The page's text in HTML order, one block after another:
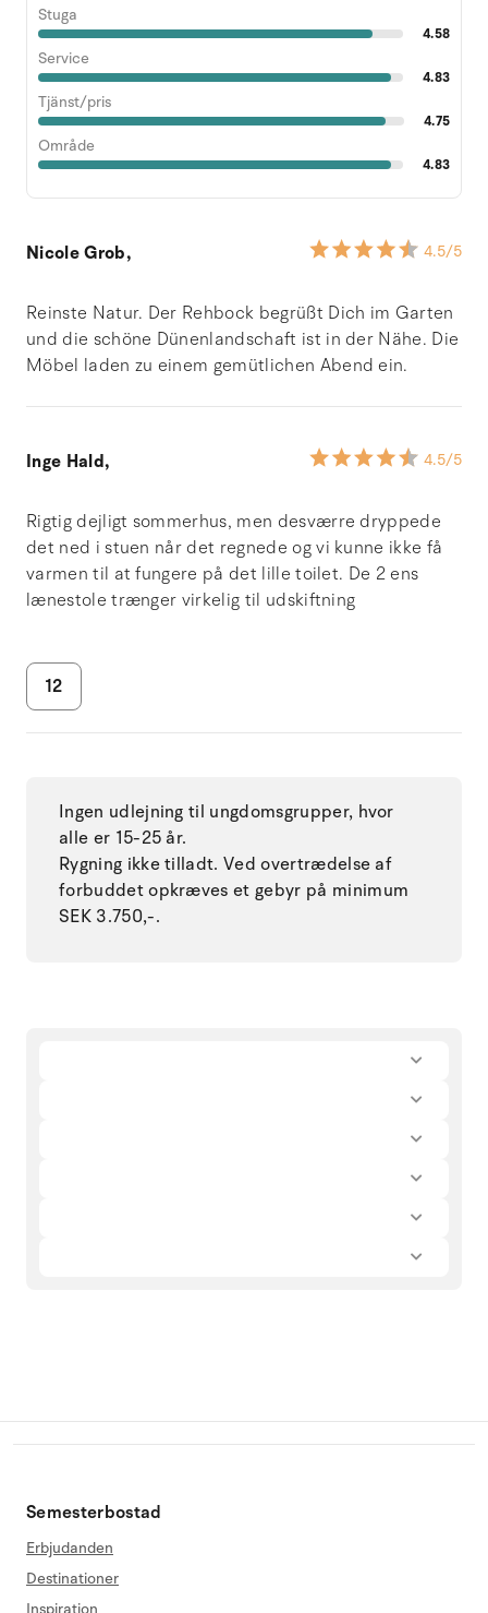
Stuga
4.58
Service
4.83
Tjänst/pris
4.75
Område
4.83
Nicole Grob, 4.5/5
Reinste Natur. Der Rehbock begrüßt Dich im Garten
und die schöne Dünenlandschaft ist in der Nähe. Die
Möbel laden zu einem gemütlichen Abend ein.
Inge Hald, 4.5/5
Rigtig dejligt sommerhus, men desværre dryppede
det ned i stuen når det regnede og vi kunne ikke få
varmen til at fungere på det lille toilet. De 2 ens
lænestole trænger virkelig til udskiftning
12
Ingen udlejning til ungdomsgrupper, hvor
alle er 15-25 år.
Rygning ikke tilladt. Ved overtrædelse af
forbuddet opkræves et gebyr på minimum
SEK 3.750,-.
Semesterbostad
Erbjudanden
Destinationer
Inspiration